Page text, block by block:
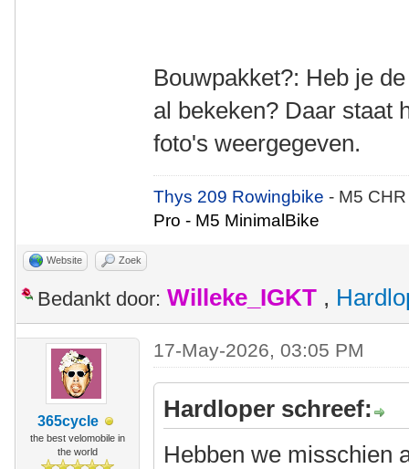
Bouwpakket?: Heb je
al bekeken? Daar staat
foto's weergegeven.
Thys 209 Rowingbike- M5
Pro - M5 MinimalBike
Website Zoek
Bedankt door: Willeke_IGKT ,
365cycle
the best velomobile in
the world
17-May-2026, 03:05 PM
Hardloper schreef:
Hebben we misschien